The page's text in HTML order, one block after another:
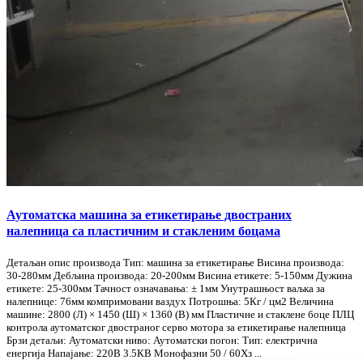
Аутоматска машина за етикетирање двостраних
налепница са пластичним и стакленим боцама
Детаљан опис производа Тип: машина за етикетирање Висина производа:
30-280мм Дебљина производа: 20-200мм Висина етикете: 5-150мм Дужина
етикете: 25-300мм Тачност означавања: ± 1мм Унутрашњост ваљка за
налепнице: 76мм компримовани ваздух Потрошња: 5Кг / цм2 Величина
машине: 2800 (Л) × 1450 (Ш) × 1360 (В) мм Пластичне и стаклене боце ПЛЦ
контрола аутоматског двостраног серво мотора за етикетирање налепница
Брзи детаљи: Аутоматски ниво: Аутоматски погон: Тип: електрична
енергија Напајање: 220В 3.5КВ Монофазни 50 / 60Хз ...